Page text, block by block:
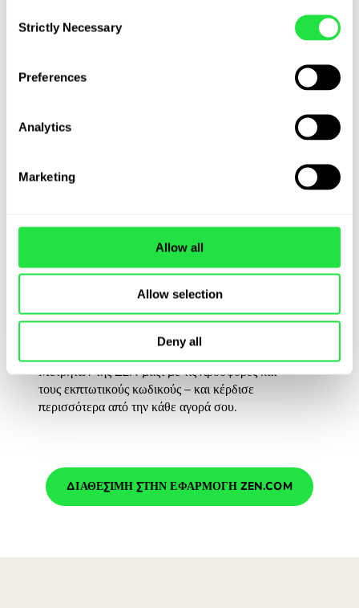
Selection
Strictly Necessary
Preferences
Analytics
Marketing
Allow all
Allow selection
Deny all
Πάμπολλες εκπτώσεις και
προσφορές
Χρησιμοποίησε την Άμεση Επιστροφή
Μετρητών της ZEN μαζί με τις προσφορές και
τους εκπτωτικούς κωδικούς – και κέρδισε
περισσότερα από την κάθε αγορά σου.
ΔΙΑΘΕΣΙΜΗ ΣΤΗΝ ΕΦΑΡΜΟΓΗ ZEN.COM